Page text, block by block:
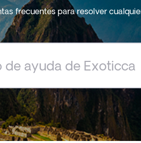
frecuentes para resolver